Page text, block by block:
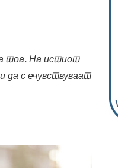
тоа. На истиот
да с ечувствуваат